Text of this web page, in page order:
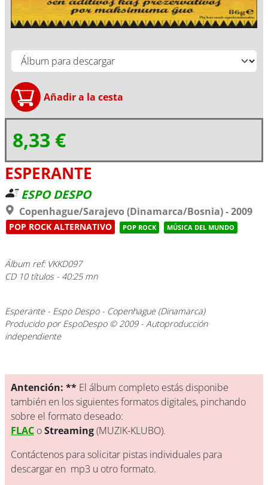
8,33 €
ESPERANTE
ESPO DESPO
Copenhague/Sarajevo (Dinamarca/Bosnia) - 2009
POP ROCK ALTERNATIVO POP ROCK MÚSICA DEL MUNDO
Álbum ref: VKKD097
CD 10 títulos - 40:25 mn
Esperante- Espo Despo - Copenhague (Dinamarca)
Producido por EspoDespo © 2009 - Autoproducción
independiente
Antención: ** El álbum completo estás disponibe
también en los siguientes formatos digitales, pinchando
sobre el formato deseado:
FLAC oStreaming(MUZIK-KLUBO).
Contáctenos para solicitar pistas individuales para
descargar en mp3 u otro formato.